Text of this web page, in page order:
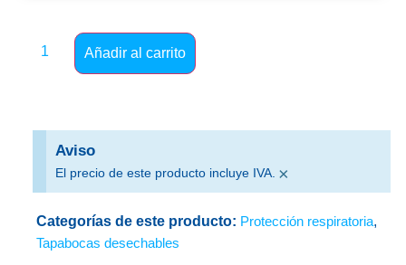
Añadir al carrito
Aviso
El precio de este producto incluye IVA. ×
Categorías de este producto: Protección respiratoria,
Tapabocas desechables